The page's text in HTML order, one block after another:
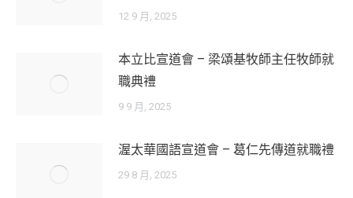
12 9 月, 2025
本立比宣道會 – 梁頌基牧師主任牧師就
職典禮
9 9 月, 2025
渥太華國語宣道會 – 葛仁先傳道就職禮
29 8 月, 2025